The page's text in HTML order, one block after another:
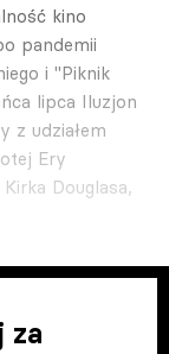
kino
pandemii
i "Piknik
lipca Iluzjon
z udziałem
Ery
Douglasa,
za